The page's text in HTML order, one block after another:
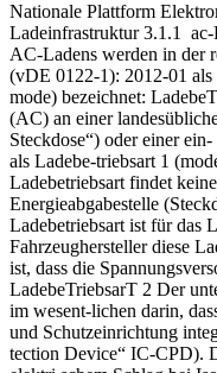
Nationale Plattform
Ladeinfrastruktur 3.1.1
AC-Ladens werden in der
(vDE 0122-1): 2012-01 als
mode) bezeichnet:
(AC) an einer
Steckdose“) oder einer
als Ladebe-triebsart 1
Ladebetriebsart findet
Energieabgabestelle
Ladebetriebsart ist für das
Fahrzeughersteller diese
ist, dass die
LadebeTriebsarT 2 Der
im wesent-lichen darin,
und Schutzeinrichtung
tection Device“ IC-CPD).